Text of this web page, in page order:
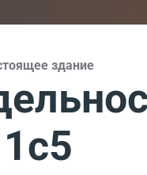
здание